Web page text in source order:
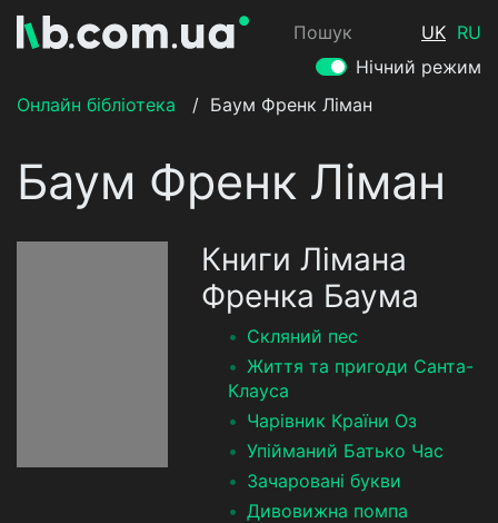
Пошук UK RU
Нічний режим
Онлайн бібліотека
/ Баум Френк Ліман
Баум Френк Ліман
Книги Лімана
Френка Баума
Скляний пес
Життя та пригоди Санта-
Клауса
Чарівник Країни Оз
Упійманий Батько Час
Зачаровані букви
Дивовижна помпа